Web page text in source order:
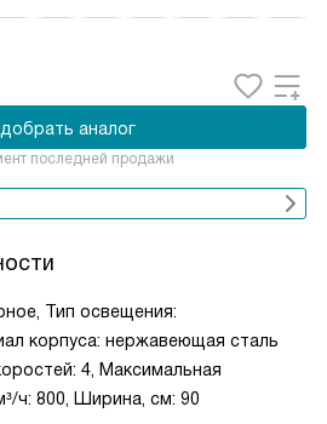
аналог
последней продажи
Тип освещения:
корпуса: нержавеющая сталь
4, Максимальная
ч: 800, Ширина, см: 90